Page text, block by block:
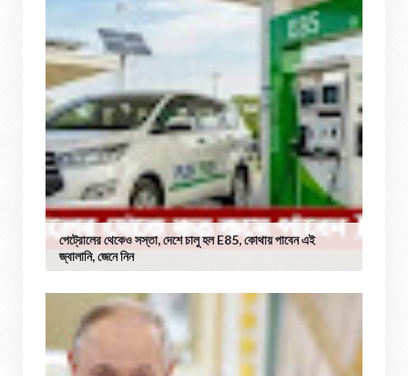
পেট্রোলের থেকেও সস্তা, দেশে চালু হল E85, কোথায় পাবেন এই
জ্বালানি, জেনে নিন